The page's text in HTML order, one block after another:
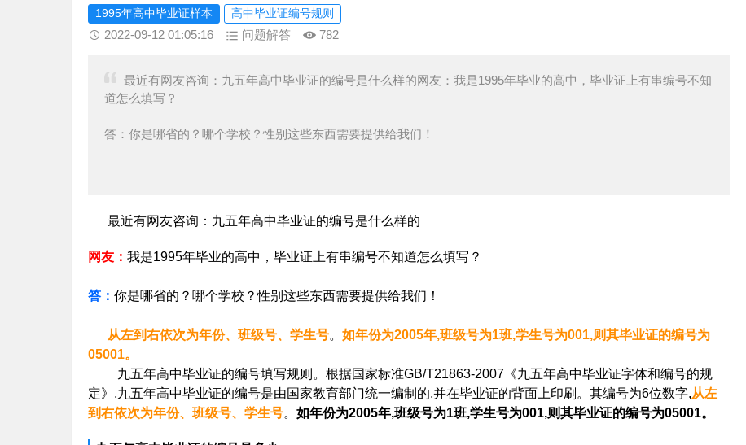
1995年高中毕业证样本 高中毕业证编号规则
2022-09-12 01:05:16 问题解答 782
最近有网友咨询：九五年高中毕业证的编号是什么样的网友：我是1995年毕业的高中，毕业证上有串编号不知
道怎么填写？
答：你是哪省的？哪个学校？性别这些东西需要提供给我们！
最近有网友咨询：九五年高中毕业证的编号是什么样的
网友： 我是1995年毕业的高中，毕业证上有串编号不知道怎么填写？
答： 你是哪省的？哪个学校？性别这些东西需要提供给我们！
从左到右依次为年份、班级号、学生号。 如年份为2005年,班级号为1班,学生号为001,则其毕业证的编号为
05001。
九五年高中毕业证的编号填写规则。根据国家标准GB/T21863-2007《九五年高中毕业证字体和编号的规
定》,九五年高中毕业证的编号是由国家教育部门统一编制的,并在毕业证的背面上印刷。其编号为6位数字,从左
到右依次为年份、班级号、学生号。 如年份为2005年,班级号为1班,学生号为001,则其毕业证的编号为05001。